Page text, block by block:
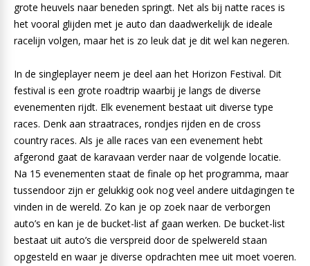
grote heuvels naar beneden springt. Net als bij natte races is
het vooral glijden met je auto dan daadwerkelijk de ideale
racelijn volgen, maar het is zo leuk dat je dit wel kan negeren.
In de singleplayer neem je deel aan het Horizon Festival. Dit
festival is een grote roadtrip waarbij je langs de diverse
evenementen rijdt. Elk evenement bestaat uit diverse type
races. Denk aan straatraces, rondjes rijden en de cross
country races. Als je alle races van een evenement hebt
afgerond gaat de karavaan verder naar de volgende locatie.
Na 15 evenementen staat de finale op het programma, maar
tussendoor zijn er gelukkig ook nog veel andere uitdagingen te
vinden in de wereld. Zo kan je op zoek naar de verborgen
auto’s en kan je de bucket-list af gaan werken. De bucket-list
bestaat uit auto’s die verspreid door de spelwereld staan
opgesteld en waar je diverse opdrachten mee uit moet voeren.